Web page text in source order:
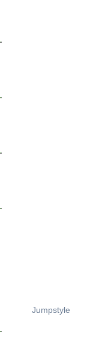
Jumpstyle